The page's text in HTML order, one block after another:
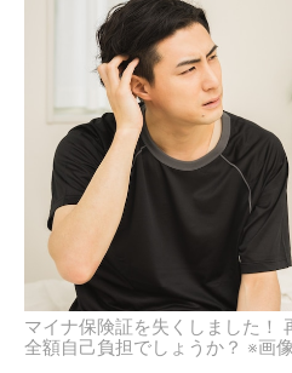
マイナ保険証を失くしました！
全額自己負担でしょうか？ ※画